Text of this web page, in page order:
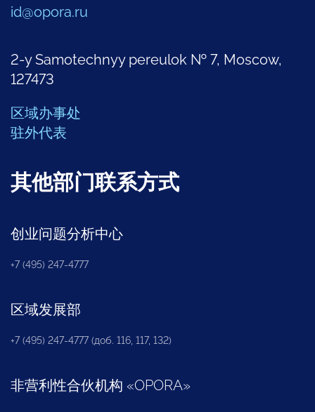
id@opora.ru
2-y Samotechnyy pereulok № 7, Moscow,
127473
区域办事处
驻外代表
其他部门联系方式
创业问题分析中心
+7 (495) 247-4777
区域发展部
+7 (495) 247-4777 (доб. 116, 117, 132)
非营利性合伙机构 «OPORA»